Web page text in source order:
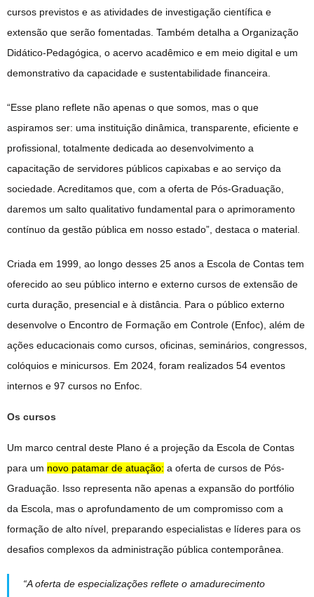
cursos previstos e as atividades de investigação científica e
extensão que serão fomentadas. Também detalha a Organização
Didático-Pedagógica, o acervo acadêmico e em meio digital e um
demonstrativo da capacidade e sustentabilidade financeira.
“Esse plano reflete não apenas o que somos, mas o que
aspiramos ser: uma instituição dinâmica, transparente, eficiente e
profissional, totalmente dedicada ao desenvolvimento a
capacitação de servidores públicos capixabas e ao serviço da
sociedade. Acreditamos que, com a oferta de Pós-Graduação,
daremos um salto qualitativo fundamental para o aprimoramento
contínuo da gestão pública em nosso estado”, destaca o material.
Criada em 1999, ao longo desses 25 anos a Escola de Contas tem
oferecido ao seu público interno e externo cursos de extensão de
curta duração, presencial e à distância. Para o público externo
desenvolve o Encontro de Formação em Controle (Enfoc), além de
ações educacionais como cursos, oficinas, seminários, congressos,
colóquios e minicursos. Em 2024, foram realizados 54 eventos
internos e 97 cursos no Enfoc.
Os cursos
Um marco central deste Plano é a projeção da Escola de Contas
para um novo patamar de atuação: a oferta de cursos de Pós-
Graduação. Isso representa não apenas a expansão do portfólio
da Escola, mas o aprofundamento de um compromisso com a
formação de alto nível, preparando especialistas e líderes para os
desafios complexos da administração pública contemporânea.
“A oferta de especializações reflete o amadurecimento